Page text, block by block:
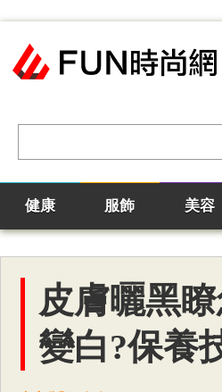
健康 服飾 美容
皮膚曬黑
變白?保養